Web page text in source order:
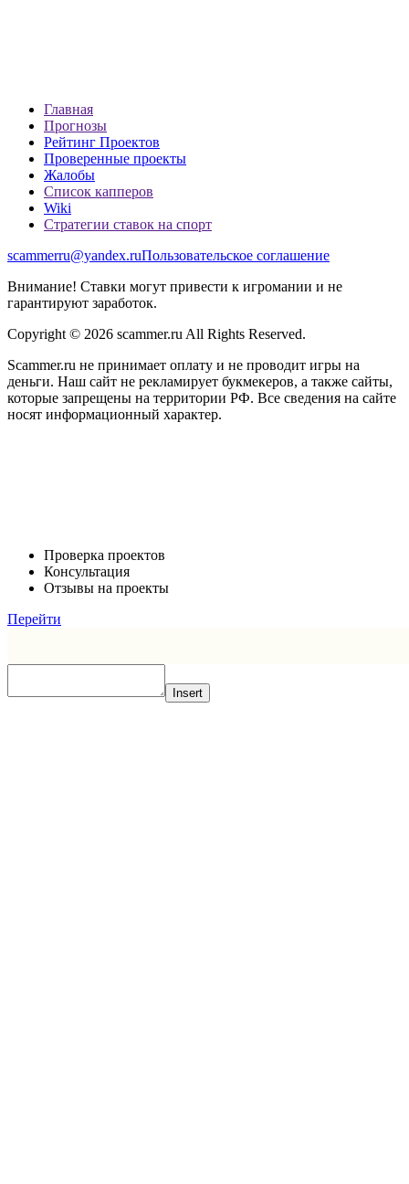
Главная
Прогнозы
Рейтинг Проектов
Проверенные проекты
Жалобы
Список капперов
Wiki
Стратегии ставок на спорт
scammerru@yandex.ruПользовательское соглашение
Внимание! Ставки могут привести к игромании и не
гарантируют заработок.
Copyright © 2026 scammer.ru All Rights Reserved.
Scammer.ru не принимает оплату и не проводит игры на
деньги. Наш сайт не рекламирует букмекеров, а также сайты,
которые запрещены на территории РФ. Все сведения на сайте
носят информационный характер.
Проверка проектов
Консультация
Отзывы на проекты
Перейти
Insert